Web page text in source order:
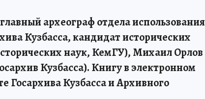
археограф отдела использования
Кузбасса, кандидат исторических
наук, КемГУ), Михаил Орлов
Кузбасса). Книгу в электронном
Госархива Кузбасса и Архивного